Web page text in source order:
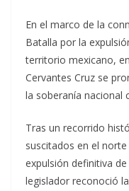
En el marco de la
Batalla por la
territorio mexicano,
Cervantes Cruz se
la soberanía nacional
Tras un recorrido
suscitados en el
expulsión definitiva
legislador reconoció